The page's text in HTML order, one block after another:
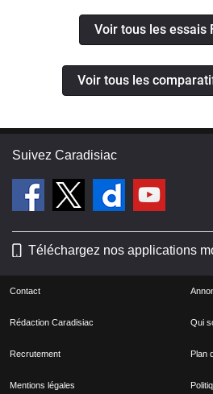
Voir tous les essais
Voir tous les
Suivez Caradisiac
Téléchargez nos applications
Contact
Rédaction Caradisiac Qui
Recrutement Plan
Mentions légales